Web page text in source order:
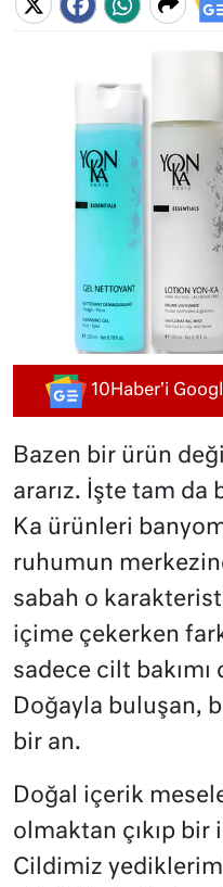
10Haber'i
Bazen bir ürün
ararız. İşte tam da
Ka ürünleri
ruhumun
sabah o
içime çekerken
sadece cilt
Doğayla buluşan,
bir an.
Doğal içerik
olmaktan çıkıp
Cildimiz